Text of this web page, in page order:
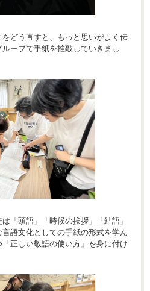
をどう直すと、もっと思いがよく伝
ープで手紙を推敲していきまし
「頭語」「時候の挨拶」「結語」
言語文化としての手紙の形式を学ん
正しい敬語の使い方」を身に付け